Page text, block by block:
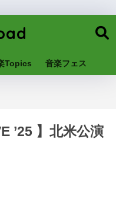
Topics 音楽フェス
’25 】北米公演